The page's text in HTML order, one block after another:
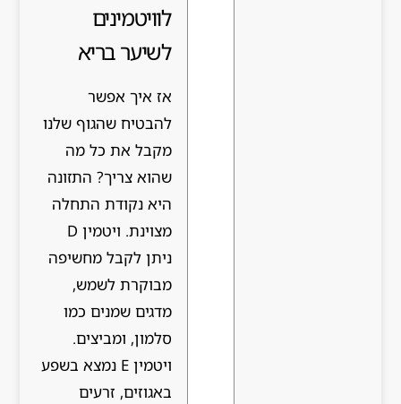
לוויטמינים
לשיער בריא
אז איך אפשר
להבטיח שהגוף שלנו
מקבל את כל מה
שהוא צריך? התזונה
היא נקודת התחלה
מצוינת. ויטמין D
ניתן לקבל מחשיפה
מבוקרת לשמש,
מדגים שמנים כמו
סלמון, ומביצים.
ויטמין E נמצא בשפע
באגוזים, זרעים